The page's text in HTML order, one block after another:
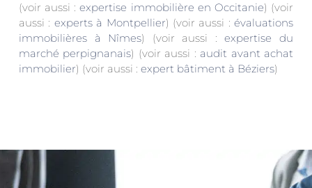
(voir aussi :expertise immobilière en Occitanie) (voir
aussi : experts à Montpellier) (voir aussi : évaluations
immobilières à Nîmes) (voir aussi :expertise du
marché perpignanais) (voir aussi : audit avant achat
immobilier) (voir aussi : expert bâtiment à Béziers)